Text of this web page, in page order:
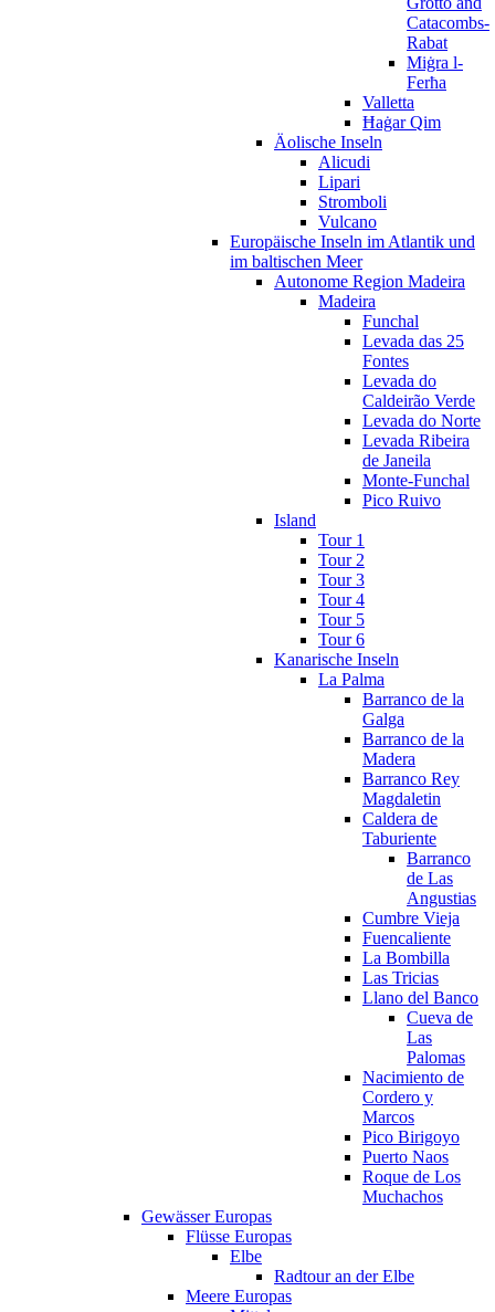
Catacombs-
Rabat
Miġra l-
Ferħa
Valletta
Ħaġar Qim
Äolische Inseln
Alicudi
Lipari
Stromboli
Vulcano
Europäische Inseln im Atlantik und
im baltischen Meer
Autonome Region Madeira
Madeira
Funchal
Levada das 25
Fontes
Levada do
Caldeirão Verde
Levada do Norte
Levada Ribeira
de Janeila
Monte-Funchal
Pico Ruivo
Island
Tour 1
Tour 2
Tour 3
Tour 4
Tour 5
Tour 6
Kanarische Inseln
La Palma
Barranco de la
Galga
Barranco de la
Madera
Barranco Rey
Magdaletin
Caldera de
Taburiente
Barranco
de Las
Angustias
Cumbre Vieja
Fuencaliente
La Bombilla
Las Tricias
Llano del Banco
Cueva de
Las
Palomas
Nacimiento de
Cordero y
Marcos
Pico Birigoyo
Puerto Naos
Roque de Los
Muchachos
Gewässer Europas
Flüsse Europas
Elbe
Radtour an der Elbe
Meere Europas